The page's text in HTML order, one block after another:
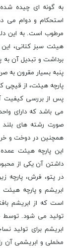
به گونه ای چیده
استحکام و دوام می
مرطوب است. به این
هیئت سبز کتانی، این
برداشت و تبدیل آن به
پنبه بسیار مقرون به
پارچه هیئت، از قیچی
پس از بررسی کیفیت
می باشد که دارای
صورت رشته های
همچنین در دوخت و
این پارچه هیئت عمده
داشتن آن یکی از
در پتو، فرش، پارچه
ابریشم و پارچه هیئت
است که از ابریشم
تولید می شود. توسط
ابریشم برای تولید
مخملی و ابریشمی آن